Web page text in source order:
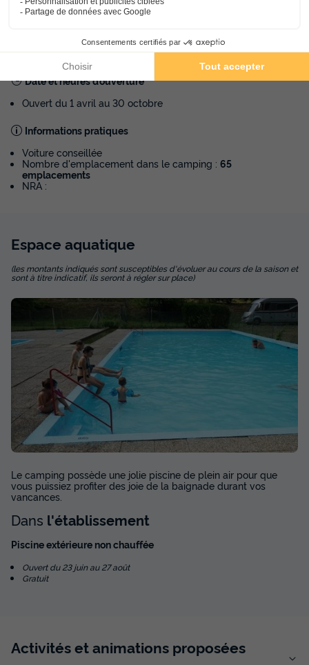
Gare
Date et heures d’ouverture
Ouvert du 1 avril au 30 octobre
Informations pratiques
Voiture conseillée
Nombre d'emplacement dans le camping : 65
emplacements
NRA :
Espace aquatique
(les montants indiqués sont susceptibles d'évoluer au cours de la saison et
sont à titre indicatif, ils seront à régler sur place)
Le camping possède une jolie piscine de plein air pour que
vous puissiez profiter des joie de la baignade durant vos
vancances.
Dans l'établissement
Piscine extérieure non chauffée
Ouvert du 23 juin au 27 août
Gratuit
Activités et animations proposées